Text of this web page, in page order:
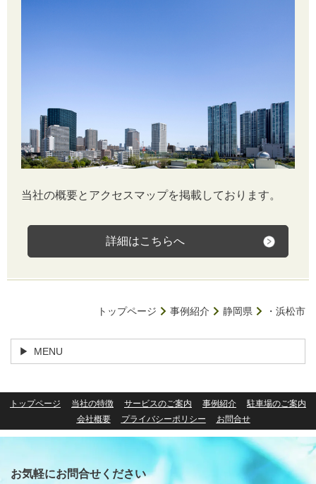
当社の概要とアクセスマップを掲載しております。
詳細はこちらへ
トップページ 事例紹介 静岡県 ・浜松市
MENU
トップページ 当社の特徴 サービスのご案内 事例紹介
駐車場のご案内
会社概要
プライバシーポリシー お問合せ
お気軽にお問合せください